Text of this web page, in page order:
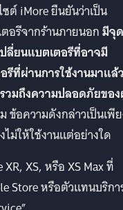
ต์ iMore ยืนยันว่าเป็น
อรีจากร้านภายนอกมีจุด
ลี่ยนแบตเตอรีที่อาจมี
ที่ผ่านการใช้งานมาแล้
วมถึงความปลอดภัยขอ
ข้อความดังกล่าวเป็นเพี
ม่ให้ใช้งานแต่อย่างใด
XS, หรือ XS Max ที่
Store หรือตัวแทนบริกา